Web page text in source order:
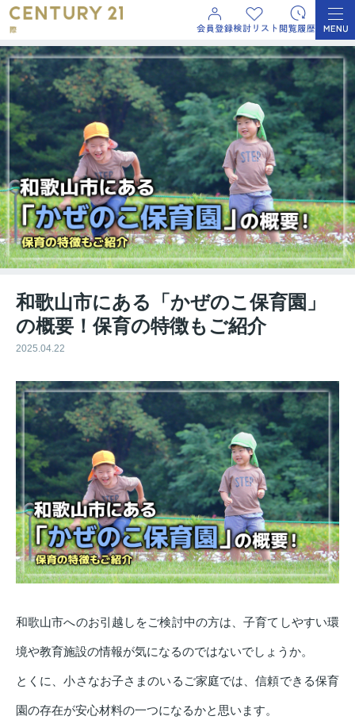
和歌山市にある「かぜのこ保育園」
の概要！保育の特徴もご紹介
2025.04.22
和歌山市へのお引越しをご検討中の方は、子育てしやすい環
境や教育施設の情報が気になるのではないでしょうか。
とくに、小さなお子さまのいるご家庭では、信頼できる保育
園の存在が安心材料の一つになるかと思います。